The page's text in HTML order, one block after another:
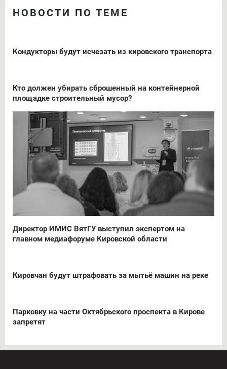
НОВОСТИ ПО ТЕМЕ
Кондукторы будут исчезать из кировского транспорта
Кто должен убирать сброшенный на контейнерной
площадке строительный мусор?
Директор ИМИС ВятГУ выступил экспертом на
главном медиафоруме Кировской области
Кировчан будут штрафовать за мытьё машин на реке
Парковку на части Октябрьского проспекта в Кирове
запретят